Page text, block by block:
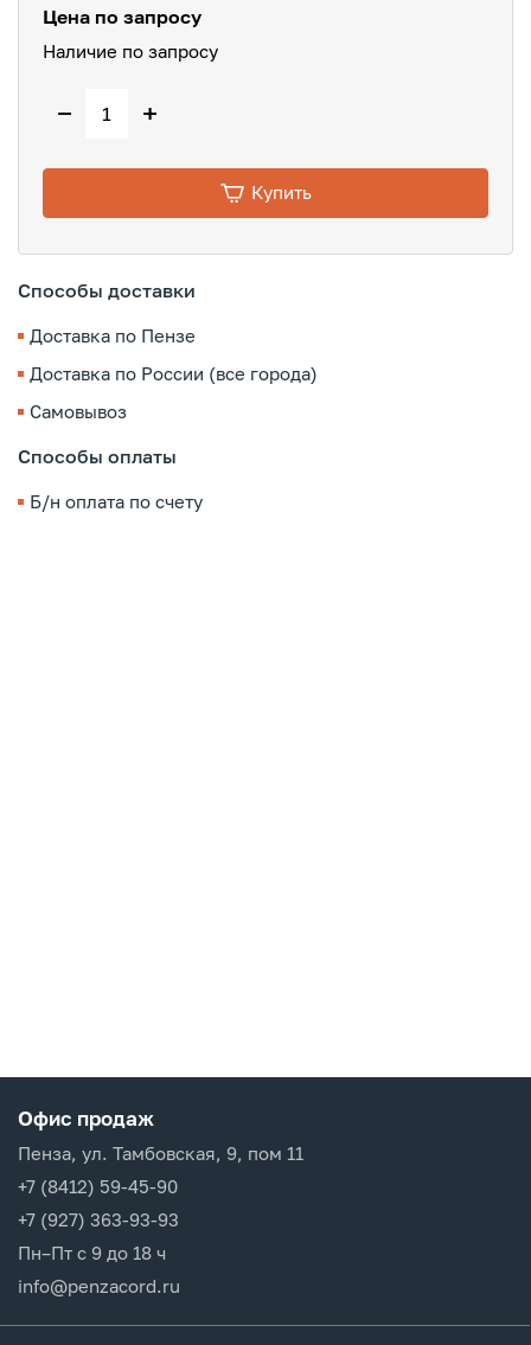
Цена по запросу
Наличие по запросу
− +
Купить
Способы доставки
Доставка по Пензе
Доставка по России (все города)
Самовывоз
Способы оплаты
Б/н оплата по счету
Офис продаж
Пенза, ул. Тамбовская, 9, пом 11
+7 (8412) 59-45-90
+7 (927) 363-93-93
Пн–Пт с 9 до 18 ч
info@penzacord.ru